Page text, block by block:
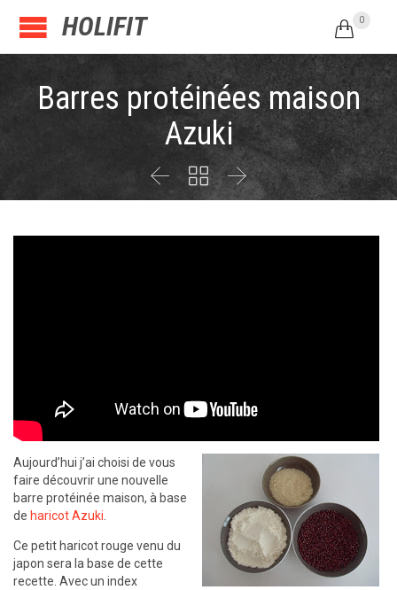
HOLIFIT  0
Barres protéinées maison
Azuki
  
Aujourd’hui j’ai choisi de vous
faire découvrir une nouvelle
barre protéinée maison, à base
de haricot Azuki.
Ce petit haricot rouge venu du
japon sera la base de cette
recette. Avec un index